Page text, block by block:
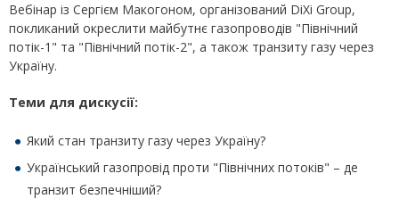
Вебінар із Сергієм Макогоном, організований DiXi Group,
покликаний окреслити майбутнє газопроводів "Північний
потік-1" та "Північний потік-2", а також транзиту газу через
Україну.
Теми для дискусії:
Який стан транзиту газу через Україну?
Український газопровід проти "Північних потоків" – де
транзит безпечніший?